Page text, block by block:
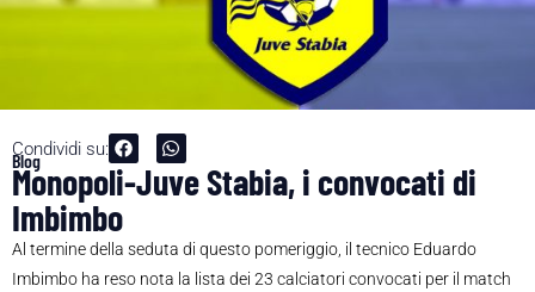
Condividi su:
Blog
Monopoli-Juve Stabia, i convocati di
Imbimbo
Al termine della seduta di questo pomeriggio, il tecnico Eduardo
Imbimbo ha reso nota la lista dei 23 calciatori convocati per il match